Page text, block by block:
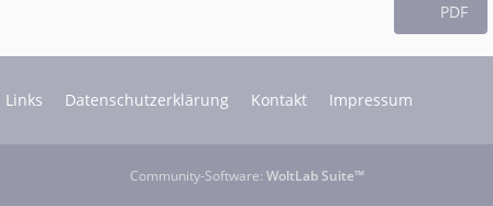
PDF
Links Datenschutzerklärung Kontakt Impressum
Community-Software: WoltLab Suite™